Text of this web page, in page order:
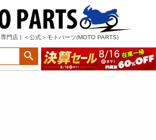
専門店 | ＜公式＞モトパーツ(MOTO PARTS)